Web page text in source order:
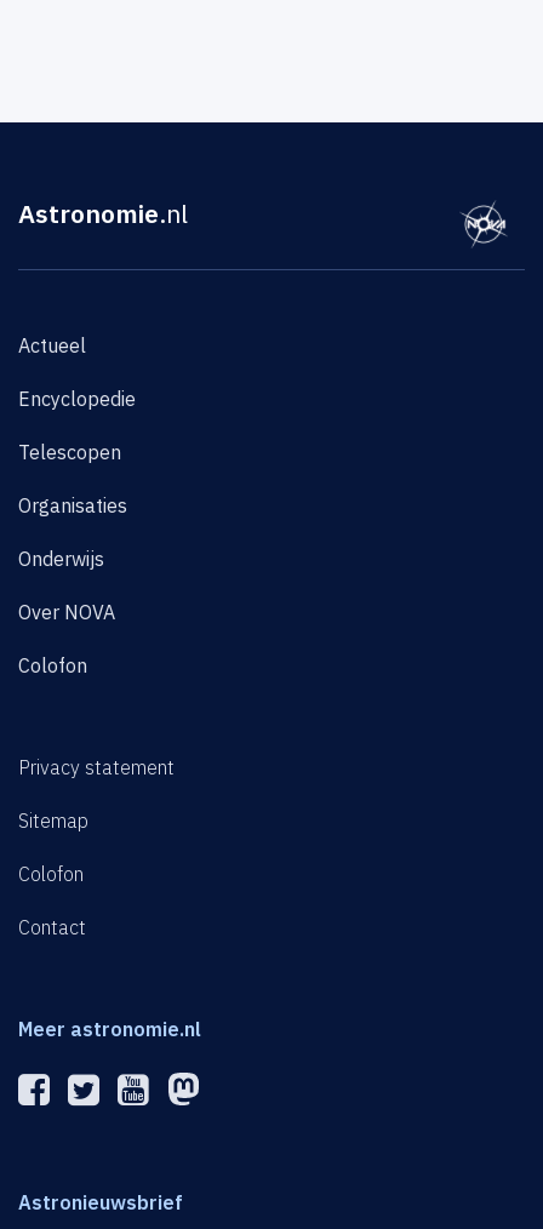
Astronomie.nl
Actueel
Encyclopedie
Telescopen
Organisaties
Onderwijs
Over NOVA
Colofon
Privacy statement
Sitemap
Colofon
Contact
Meer astronomie.nl
Astronieuwsbrief